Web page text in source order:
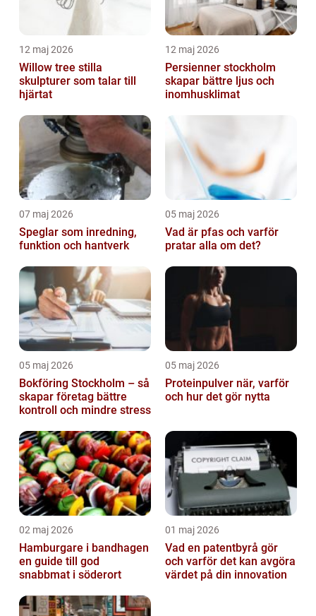
12 maj 2026
Willow tree stilla
skulpturer som talar till
hjärtat
12 maj 2026
Persienner stockholm
skapar bättre ljus och
inomhusklimat
07 maj 2026
Speglar som inredning,
funktion och hantverk
05 maj 2026
Vad är pfas och varför
pratar alla om det?
05 maj 2026
Bokföring Stockholm – så
skapar företag bättre
kontroll och mindre stress
05 maj 2026
Proteinpulver när, varför
och hur det gör nytta
02 maj 2026
Hamburgare i bandhagen
en guide till god
snabbmat i söderort
01 maj 2026
Vad en patentbyrå gör
och varför det kan avgöra
värdet på din innovation